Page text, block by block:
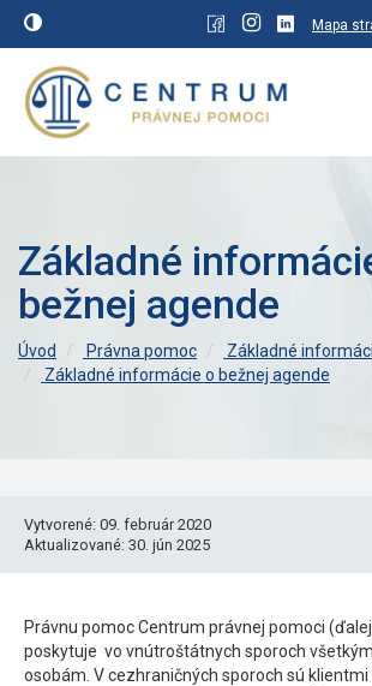
Mapa
Základné
bežnej agende
Úvod Právna pomoc
Základné
Základné informácie o bežnej agende
Vytvorené: 09. február 2020
Aktualizované: 30. jún 2025
Právnu pomoc Centrum právnej pomoci (ďalej
poskytuje vo vnútroštátnych sporoch
osobám. V cezhraničných sporoch sú klientmi